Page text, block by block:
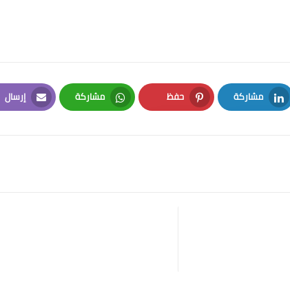
مشاركة
LinkedIn
حفظ
Pinterest
مشاركة
Whatsapp
إرسال
Email